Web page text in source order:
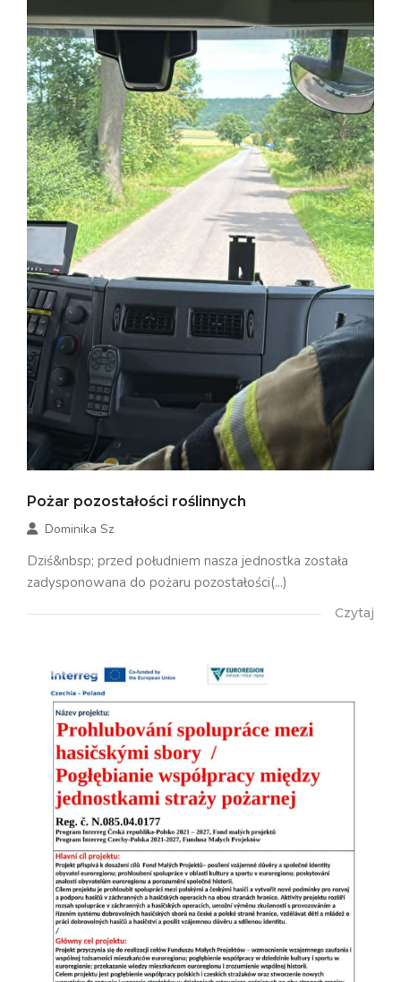
Pożar pozostałości roślinnych
Dominika Sz
Dziś&nbsp; przed południem nasza jednostka została
zadysponowana do pożaru pozostałości(...)
Czytaj